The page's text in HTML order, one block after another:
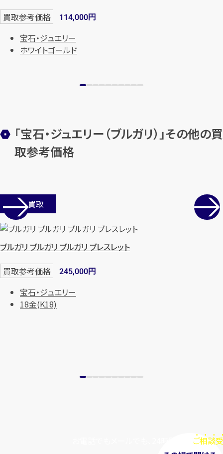
カンタン 無料
まずは お電話 で無料査定
【総合受付】24時間・年中無休(年末年
買取参考価格 114,000円
宝石・ジュエリー
ホワイトゴールド
「宝石・ジュエリー（ブルガリ）」その他の買
取参考価格
店舗買取
ブルガリ ブルガリ ブルガリ ブレスレット
買取参考価格 245,000円
宝石・ジュエリー
18金(K18)
ご相談